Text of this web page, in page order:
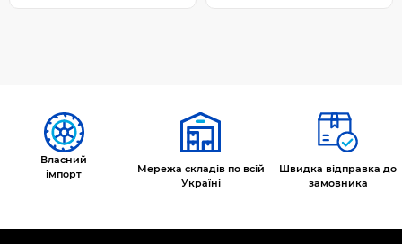
Власний
імпорт
Мережа складів по всій
Україні
Швидка відправка до
замовника